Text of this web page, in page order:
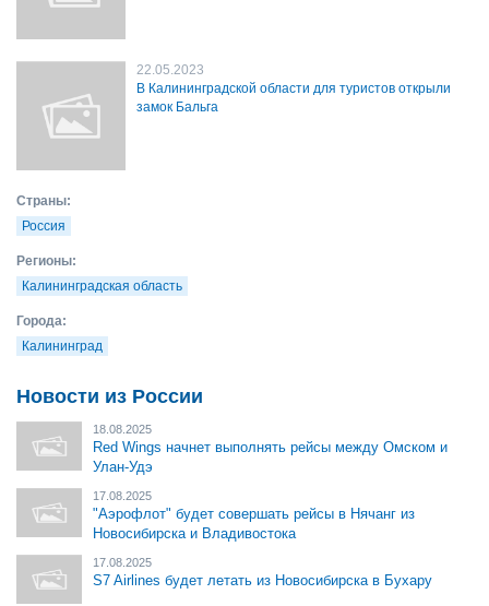
22.05.2023
В Калининградской области для туристов открыли
замок Бальга
Страны:
Россия
Регионы:
Калининградская область
Города:
Калининград
Новости из России
18.08.2025
Red Wings начнет выполнять рейсы между Омском и
Улан-Удэ
17.08.2025
"Аэрофлот" будет совершать рейсы в Нячанг из
Новосибирска и Владивостока
17.08.2025
S7 Airlines будет летать из Новосибирска в Бухару